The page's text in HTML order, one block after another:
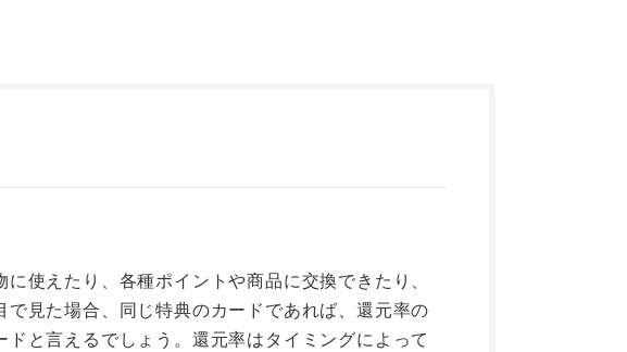
使えたり、各種ポイントや商品に交換できたり、
見た場合、同じ特典のカードであれば、還元率の
と言えるでしょう。還元率はタイミングによって